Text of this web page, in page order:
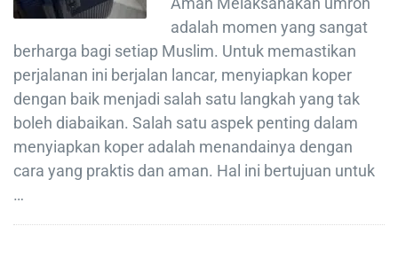
adalah momen yang sangat
berharga bagi setiap Muslim. Untuk memastikan
perjalanan ini berjalan lancar, menyiapkan koper
dengan baik menjadi salah satu langkah yang tak
boleh diabaikan. Salah satu aspek penting dalam
menyiapkan koper adalah menandainya dengan
cara yang praktis dan aman. Hal ini bertujuan untuk
…